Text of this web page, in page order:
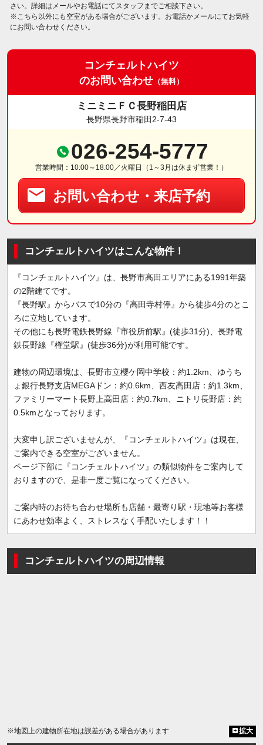
さい。詳細はメールやお電話にてスタッフまでご相談下さい。
※こちら以外にも空室がある場合がございます。お電話かメールにてお気軽
にお問い合わせください。
コンチェルトハイツ
のお問い合わせ （無料）
ミニミニＦＣ長野稲田店
長野県長野市稲田2-7-43
026-254-5777
営業時間：10:00～18:00／火曜日（1～3月は休まず営業！）
お問い合わせ・来店予約
コンチェルトハイツはこんな物件！
『コンチェルトハイツ』は、長野市高田エリアにある1991年築
の2階建てです。
『長野駅』からバスで10分の『高田寺村停』から徒歩4分のとこ
ろに立地しています。
その他にも長野電鉄長野線『市役所前駅』(徒歩31分)、長野電
鉄長野線『権堂駅』(徒歩36分)が利用可能です。
建物の周辺環境は、長野市立櫻ケ岡中学校：約1.2km、ゆうち
ょ銀行長野支店MEGAドン：約0.6km、西友高田店：約1.3km、
ファミリーマート長野上高田店：約0.7km、ニトリ長野店：約
0.5kmとなっております。
大変申し訳ございませんが、『コンチェルトハイツ』は現在、
ご案内できる空室がございません。
ページ下部に『コンチェルトハイツ』の類似物件をご案内して
おりますので、是非一度ご覧になってください。
ご案内時のお待ち合わせ場所も店舗・最寄り駅・現地等お客様
にあわせ効率よく、ストレスなく手配いたします！！
コンチェルトハイツの周辺情報
※地図上の建物所在地は誤差がある場合があります 拡大